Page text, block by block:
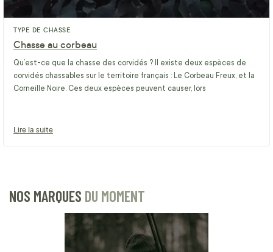
TYPE DE CHASSE
Chasse au corbeau
Qu’est-ce que la chasse des corvidés ? Il existe deux espèces de
corvidés chassables sur le territoire français : Le Corbeau Freux, et la
Corneille Noire. Ces deux espèces peuvent causer, lors
Lire la suite
NOS MARQUES DU MOMENT